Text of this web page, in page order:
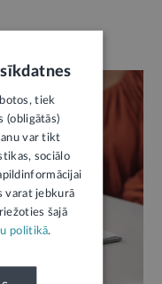
tiek
(obligātās)
var tikt
sociālo
varat jebkurā
šajā
politikā.